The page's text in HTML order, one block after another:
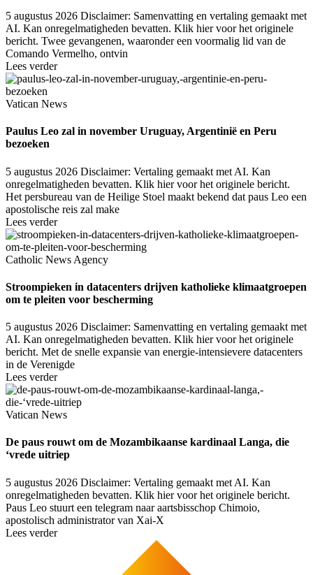
5 augustus 2026 Disclaimer: Samenvatting en vertaling gemaakt met
AI. Kan onregelmatigheden bevatten. Klik hier voor het originele
bericht. Twee gevangenen, waaronder een voormalig lid van de
Comando Vermelho, ontvin
Lees verder
Vatican News
Paulus Leo zal in november Uruguay, Argentinië en Peru
bezoeken
5 augustus 2026 Disclaimer: Vertaling gemaakt met AI. Kan
onregelmatigheden bevatten. Klik hier voor het originele bericht.
Het persbureau van de Heilige Stoel maakt bekend dat paus Leo een
apostolische reis zal make
Lees verder
Catholic News Agency
Stroompieken in datacenters drijven katholieke klimaatgroepen
om te pleiten voor bescherming
5 augustus 2026 Disclaimer: Samenvatting en vertaling gemaakt met
AI. Kan onregelmatigheden bevatten. Klik hier voor het originele
bericht. Met de snelle expansie van energie-intensievere datacenters
in de Verenigde
Lees verder
Vatican News
De paus rouwt om de Mozambikaanse kardinaal Langa, die
‘vrede uitriep
5 augustus 2026 Disclaimer: Vertaling gemaakt met AI. Kan
onregelmatigheden bevatten. Klik hier voor het originele bericht.
Paus Leo stuurt een telegram naar aartsbisschop Chimoio,
apostolisch administrator van Xai-X
Lees verder